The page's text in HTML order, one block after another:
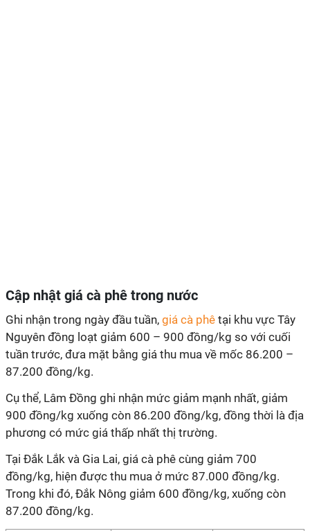
Cập nhật giá cà phê trong nước
Ghi nhận trong ngày đầu tuần, giá cà phê tại khu vực Tây
Nguyên đồng loạt giảm 600 – 900 đồng/kg so với cuối
tuần trước, đưa mặt bằng giá thu mua về mốc 86.200 –
87.200 đồng/kg.
Cụ thể, Lâm Đồng ghi nhận mức giảm mạnh nhất, giảm
900 đồng/kg xuống còn 86.200 đồng/kg, đồng thời là địa
phương có mức giá thấp nhất thị trường.
Tại Đắk Lắk và Gia Lai, giá cà phê cùng giảm 700
đồng/kg, hiện được thu mua ở mức 87.000 đồng/kg.
Trong khi đó, Đắk Nông giảm 600 đồng/kg, xuống còn
87.200 đồng/kg.